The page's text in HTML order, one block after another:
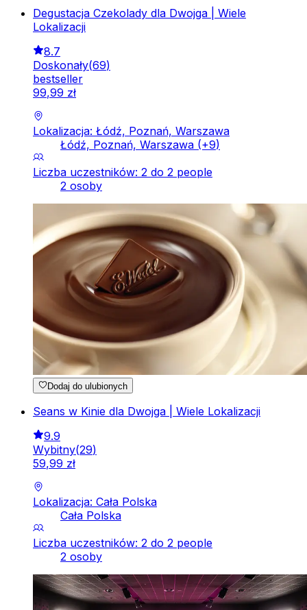
Degustacja Czekolady dla Dwojga | Wiele
Lokalizacji
8.7
Doskonały(69)
bestseller
99,99 zł
Lokalizacja: Łódź, Poznań, Warszawa
Łódź, Poznań, Warszawa (+9)
Liczba uczestników: 2 do 2 people
2 osoby
Dodaj do ulubionych
Seans w Kinie dla Dwojga | Wiele Lokalizacji
9.9
Wybitny(29)
59,99 zł
Lokalizacja: Cała Polska
Cała Polska
Liczba uczestników: 2 do 2 people
2 osoby